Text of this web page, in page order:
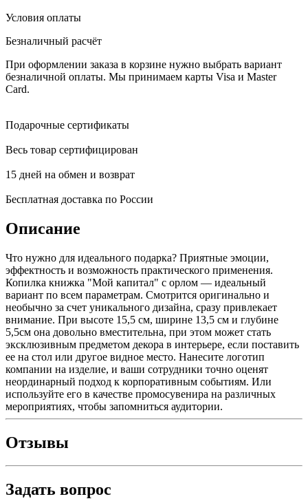
Условия оплаты
Безналичный расчёт
При оформлении заказа в корзине нужно выбрать вариант
безналичной оплаты. Мы принимаем карты Visa и Master
Card.
Подарочные сертификаты
Весь товар сертифицирован
15 дней на обмен и возврат
Бесплатная доставка по России
Описание
Что нужно для идеального подарка? Приятные эмоции,
эффектность и возможность практического применения.
Копилка книжка "Мой капитал" с орлом — идеальный
вариант по всем параметрам. Смотрится оригинально и
необычно за счет уникального дизайна, сразу привлекает
внимание. При высоте 15,5 см, ширине 13,5 см и глубине
5,5см она довольно вместительна, при этом может стать
эксклюзивным предметом декора в интерьере, если поставить
ее на стол или другое видное место. Нанесите логотип
компании на изделие, и ваши сотрудники точно оценят
неординарный подход к корпоративным событиям. Или
используйте его в качестве промосувенира на различных
мероприятиях, чтобы запомниться аудитории.
Отзывы
Задать вопрос